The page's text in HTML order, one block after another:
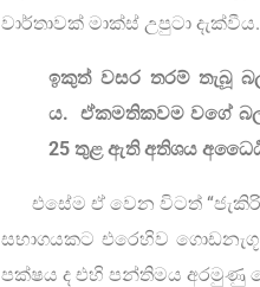
වාර්තාවක් මාක්ස් උපුටා දැක්වීය.
ඉකුත් වසර තරම් තැබූ
ය. ඒකමතිකවම වගේ
25 තුළ ඇති අතිශය
එසේම ඒ වෙන විටත්
සභාගයකට එරෙහිව
පක්ෂය ද එහි පන්තිමය අරමුණු